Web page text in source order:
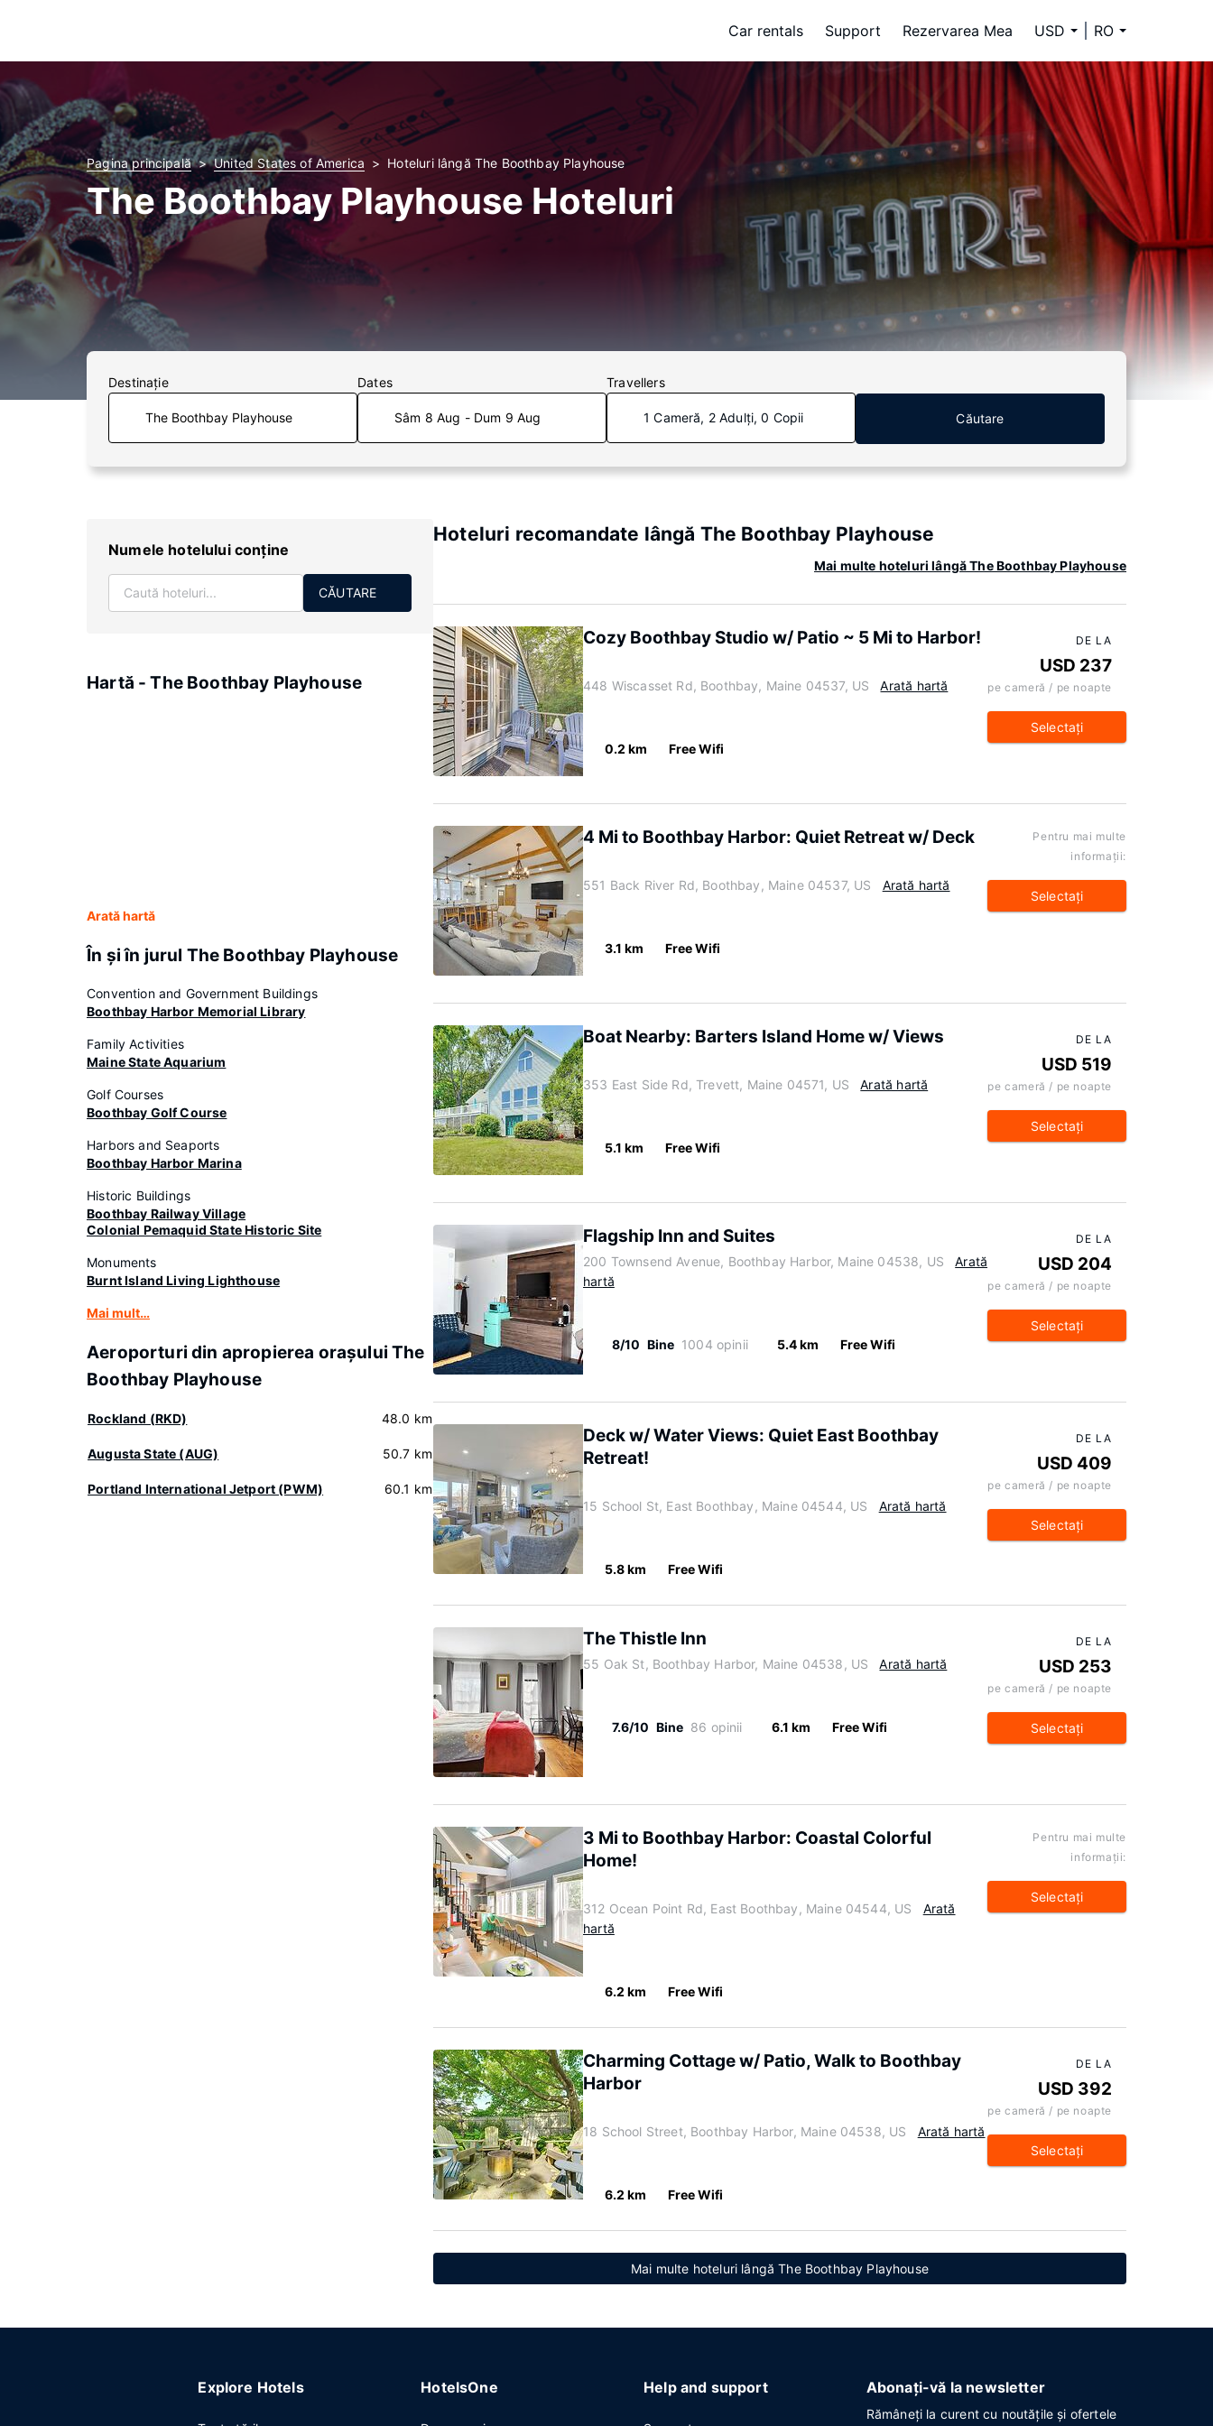
Car rentals Support Rezervarea Mea USD RO
Pagina principală United States of America Hoteluri lângă The Boothbay Playhouse
The Boothbay Playhouse Hoteluri
Destinaţie Dates
Sâm 8 Aug - Dum 9 Aug
Travellers
1 Cameră, 2 Adulți, 0 Copii Căutare
Numele hotelului conţine
CĂUTARE
Hartă - The Boothbay Playhouse
Arată hartă
În şi în jurul The Boothbay Playhouse
Convention and Government Buildings
Boothbay Harbor Memorial Library
Family Activities
Maine State Aquarium
Golf Courses
Boothbay Golf Course
Harbors and Seaports
Boothbay Harbor Marina
Historic Buildings
Boothbay Railway Village
Colonial Pemaquid State Historic Site
Monuments
Burnt Island Living Lighthouse
Mai mult…
Aeroporturi din apropierea oraşului The
Boothbay Playhouse
Rockland (RKD) 48.0 km
Augusta State (AUG) 50.7 km
Portland International Jetport (PWM) 60.1 km
Hoteluri recomandate lângă The Boothbay Playhouse
Mai multe hoteluri lângă The Boothbay Playhouse
Cozy Boothbay Studio w/ Patio ~ 5 Mi to Harbor!
448 Wiscasset Rd, Boothbay, Maine 04537, US Arată hartă
0.2 km Free Wifi
DE LA
USD 237
pe cameră / pe noapte
Selectaţi
4 Mi to Boothbay Harbor: Quiet Retreat w/ Deck
551 Back River Rd, Boothbay, Maine 04537, US Arată hartă
3.1 km Free Wifi
Pentru mai multe
informaţii:
Selectaţi
Boat Nearby: Barters Island Home w/ Views
353 East Side Rd, Trevett, Maine 04571, US Arată hartă
5.1 km Free Wifi
DE LA
USD 519
pe cameră / pe noapte
Selectaţi
Flagship Inn and Suites
200 Townsend Avenue, Boothbay Harbor, Maine 04538, US
Arată
hartă
8/10 Bine 1004 opinii 5.4 km Free Wifi
DE LA
USD 204
pe cameră / pe noapte
Selectaţi
Deck w/ Water Views: Quiet East Boothbay
Retreat!
15 School St, East Boothbay, Maine 04544, US Arată hartă
5.8 km Free Wifi
DE LA
USD 409
pe cameră / pe noapte
Selectaţi
The Thistle Inn
55 Oak St, Boothbay Harbor, Maine 04538, US Arată hartă
7.6/10 Bine 86 opinii 6.1 km Free Wifi
DE LA
USD 253
pe cameră / pe noapte
Selectaţi
3 Mi to Boothbay Harbor: Coastal Colorful
Home!
312 Ocean Point Rd, East Boothbay, Maine 04544, US
Arată
hartă
6.2 km Free Wifi
Pentru mai multe
informaţii:
Selectaţi
Charming Cottage w/ Patio, Walk to Boothbay
Harbor
18 School Street, Boothbay Harbor, Maine 04538, US Arată hartă
6.2 km Free Wifi
DE LA
USD 392
pe cameră / pe noapte
Selectaţi
Mai multe hoteluri lângă The Boothbay Playhouse
Explore Hotels HotelsOne Help and support Abonați-vă la newsletter
Rămâneți la curent cu noutățile și ofertele